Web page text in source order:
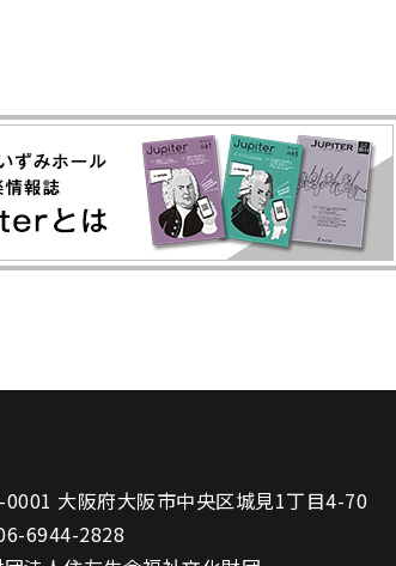
0001 大阪府大阪市中央区城見1丁目4-70
6944-2828